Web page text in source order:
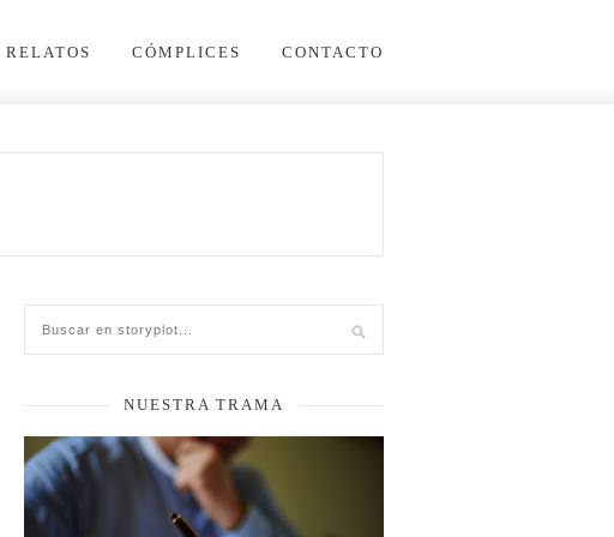
RELATOS CÓMPLICES CONTACTO
NUESTRA TRAMA